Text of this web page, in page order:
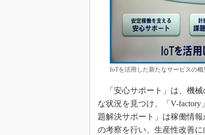
IoTを活用した新たなサービスの
「安心サポート」は、機械
な状況を見つけ、「V-
題解決サポート」は稼働情
の考察を行い、生産性改善